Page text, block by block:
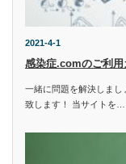
2021-4-1
感染症.comのご利
一緒に問題を解決しま
致します！ 当サイトを…